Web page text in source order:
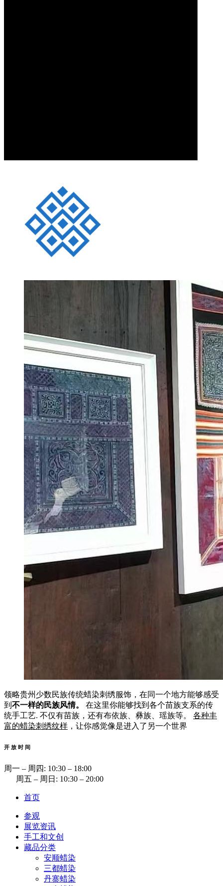
领略贵州少数民族传统蜡染刺绣服饰，在同一个地方能够感受
到 不一样的民族风情。
在这里你能够找到各个苗族支系的传
统手工艺. 不仅有苗族，还有布依族、彝族、瑶族等。 各种丰
富的蜡染刺绣纹样 ，让你感觉像是进入了另一个世界
开 放 时 间
周一 ‒ 周四: 10:30 ‒ 18:00
周五 ‒ 周日: 10:30 ‒ 20:00
首页
参观
展览资讯
手工和文创
藏品分类
安顺蜡染
三都蜡染
丹寨蜡染